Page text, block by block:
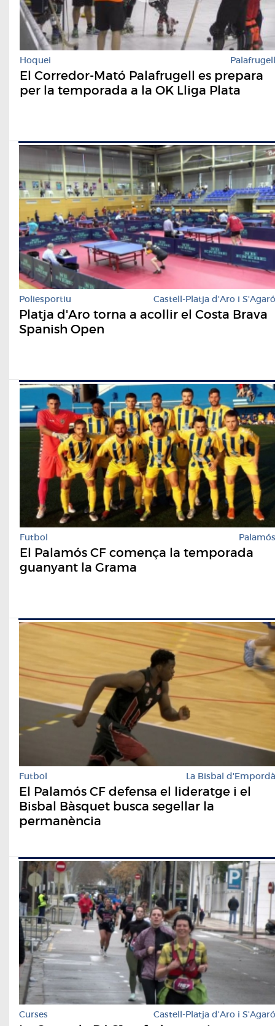
Hoquei Palafrugell
El Corredor-Mató Palafrugell es prepara
per la temporada a la OK Lliga Plata
Poliesportiu Castell-Platja d'Aro i S'Agaró
Platja d'Aro torna a acollir el Costa Brava
Spanish Open
Futbol Palamós
El Palamós CF comença la temporada
guanyant la Grama
Futbol La Bisbal d'Empordà
El Palamós CF defensa el lideratge i el
Bisbal Bàsquet busca segellar la
permanència
Curses Castell-Platja d'Aro i S'Agaró